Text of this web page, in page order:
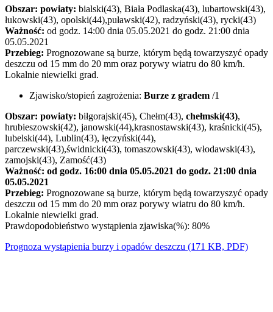
Obszar: powiaty: bialski(43), Biała Podlaska(43), lubartowski(43),
łukowski(43), opolski(44),puławski(42), radzyński(43), rycki(43)
Ważność: od godz. 14:00 dnia 05.05.2021 do godz. 21:00 dnia
05.05.2021
Przebieg: Prognozowane są burze, którym będą towarzyszyć opady
deszczu od 15 mm do 20 mm oraz porywy wiatru do 80 km/h.
Lokalnie niewielki grad.
Zjawisko/stopień zagrożenia: Burze z gradem /1
Obszar: powiaty: biłgorajski(45), Chełm(43), chełmski(43),
hrubieszowski(42), janowski(44),krasnostawski(43), kraśnicki(45),
lubelski(44), Lublin(43), łęczyński(44),
parczewski(43),świdnicki(43), tomaszowski(43), włodawski(43),
zamojski(43), Zamość(43)
Ważność: od godz. 16:00 dnia 05.05.2021 do godz. 21:00 dnia
05.05.2021
Przebieg: Prognozowane są burze, którym będą towarzyszyć opady
deszczu od 15 mm do 20 mm oraz porywy wiatru do 80 km/h.
Lokalnie niewielki grad.
Prawdopodobieństwo wystąpienia zjawiska(%): 80%
Prognoza wystąpienia burzy i opadów deszczu (171 KB, PDF)